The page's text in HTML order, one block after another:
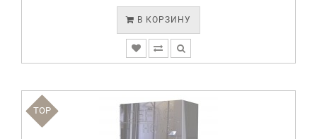
В КОРЗИНУ
TOP